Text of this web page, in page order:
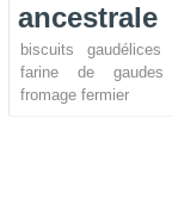
ancestrale
biscuits
gaudélices
farine de gaudes
fromage fermier